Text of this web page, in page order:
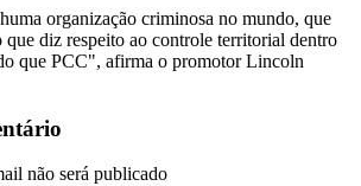
organização criminosa no mundo, que
que diz respeito ao controle territorial dentro
que PCC", afirma o promotor Lincoln
não será publicado